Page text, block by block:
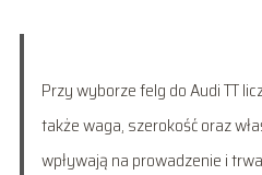
Przy wyborze felg do Audi TT
także waga, szerokość oraz
wpływają na prowadzenie i